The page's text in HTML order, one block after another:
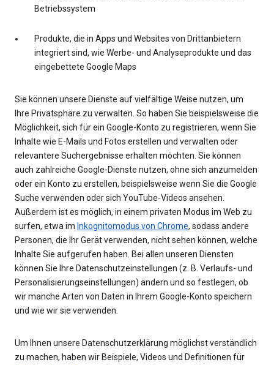
Betriebssystem
Produkte, die in Apps und Websites von Drittanbietern
integriert sind, wie Werbe- und Analyseprodukte und das
eingebettete Google Maps
Sie können unsere Dienste auf vielfältige Weise nutzen, um
Ihre Privatsphäre zu verwalten. So haben Sie beispielsweise die
Möglichkeit, sich für ein Google-Konto zu registrieren, wenn Sie
Inhalte wie E-Mails und Fotos erstellen und verwalten oder
relevantere Suchergebnisse erhalten möchten. Sie können
auch zahlreiche Google-Dienste nutzen, ohne sich anzumelden
oder ein Konto zu erstellen, beispielsweise wenn Sie die Google
Suche verwenden oder sich YouTube-Videos ansehen.
Außerdem ist es möglich, in einem privaten Modus im Web zu
surfen, etwa im Inkognitomodus von Chrome, sodass andere
Personen, die Ihr Gerät verwenden, nicht sehen können, welche
Inhalte Sie aufgerufen haben. Bei allen unseren Diensten
können Sie Ihre Datenschutzeinstellungen (z. B. Verlaufs- und
Personalisierungseinstellungen) ändern und so festlegen, ob
wir manche Arten von Daten in Ihrem Google-Konto speichern
und wie wir sie verwenden.
Um Ihnen unsere Datenschutzerklärung möglichst verständlich
zu machen, haben wir Beispiele, Videos und Definitionen für